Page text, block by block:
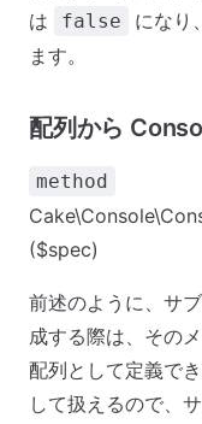
は
false になり
ます。
配列から
method
($spec)
前述のように、サ
成する際は、その
配列として定義で
して扱えるので、